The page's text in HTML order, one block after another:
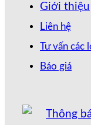
Giới thiệu
Liên hệ
Tư vấn các
Báo giá